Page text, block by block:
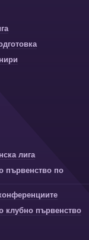
лига
първенство по
клубно първенство